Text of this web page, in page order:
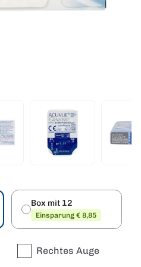
Box mit 12
Einsparung € 8,85
Rechtes Auge